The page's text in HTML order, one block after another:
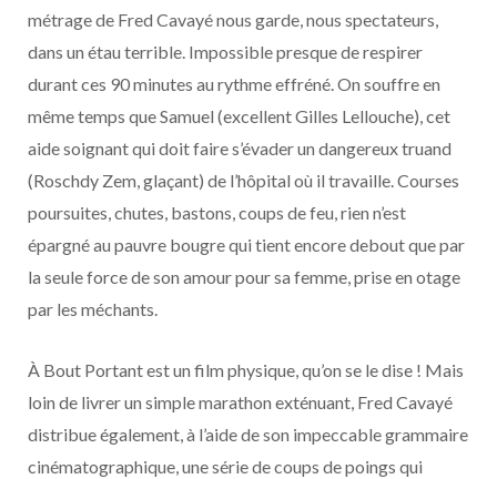
métrage de Fred Cavayé nous garde, nous spectateurs,
dans un étau terrible. Impossible presque de respirer
durant ces 90 minutes au rythme effréné. On souffre en
même temps que Samuel (excellent Gilles Lellouche), cet
aide soignant qui doit faire s’évader un dangereux truand
(Roschdy Zem, glaçant) de l’hôpital où il travaille. Courses
poursuites, chutes, bastons, coups de feu, rien n’est
épargné au pauvre bougre qui tient encore debout que par
la seule force de son amour pour sa femme, prise en otage
par les méchants.
À Bout Portant est un film physique, qu’on se le dise ! Mais
loin de livrer un simple marathon exténuant, Fred Cavayé
distribue également, à l’aide de son impeccable grammaire
cinématographique, une série de coups de poings qui